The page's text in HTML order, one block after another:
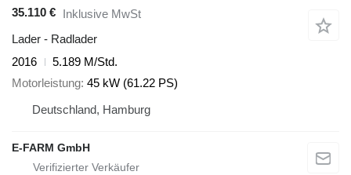
35.110 € Inklusive MwSt
Lader - Radlader
2016
5.189 M/Std.
Motorleistung 45 kW (61.22 PS)
Deutschland, Hamburg
E-FARM GmbH